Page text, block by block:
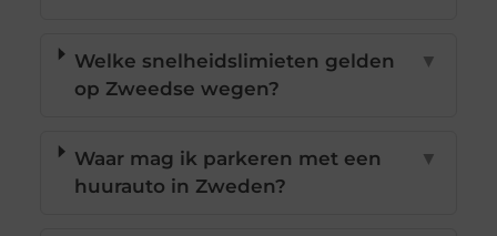
Welke snelheidslimieten gelden
op Zweedse wegen?
▼
Waar mag ik parkeren met een
huurauto in Zweden?
▼